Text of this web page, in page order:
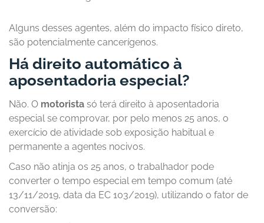
Alguns desses agentes, além do impacto físico direto,
são potencialmente cancerígenos.
Há direito automático à
aposentadoria especial?
Não. O motorista só terá direito à aposentadoria
especial se comprovar, por pelo menos 25 anos, o
exercício de atividade sob exposição habitual e
permanente a agentes nocivos.
Caso não atinja os 25 anos, o trabalhador pode
converter o tempo especial em tempo comum (até
13/11/2019, data da EC 103/2019), utilizando o fator de
conversão: